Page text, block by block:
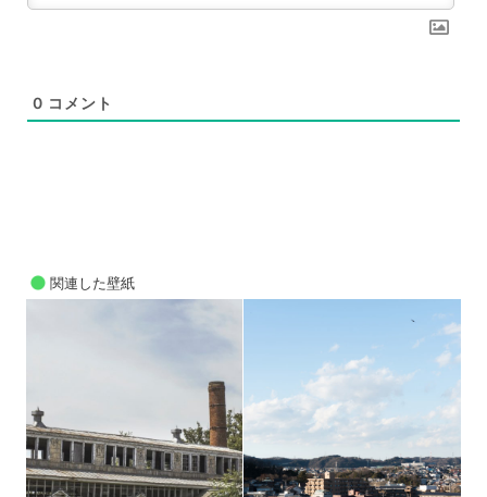
0 コメント
関連した壁紙